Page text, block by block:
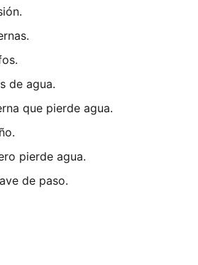
de agua.
que pierde agua.
pierde agua.
de paso.